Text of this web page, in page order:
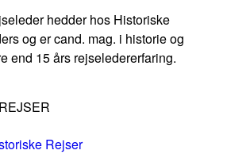
hedder hos Historiske
og er cand. mag. i historie og
end 15 års rejseledererfaring.
Rejser